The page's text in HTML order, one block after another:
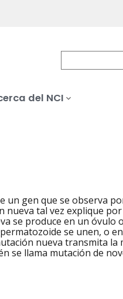
del NCI
un gen que se observa
tal vez explique
se produce en un óvulo
se unen, o
nueva transmita la
se llama mutación de